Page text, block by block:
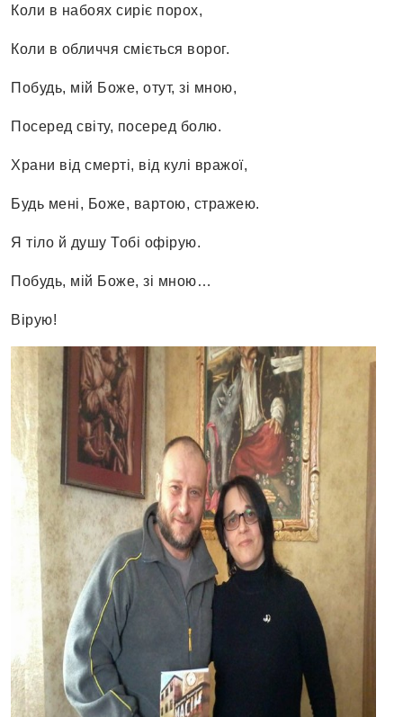
Коли в набоях сиріє порох,
Коли в обличчя сміється ворог.
Побудь, мій Боже, отут, зі мною,
Посеред світу, посеред болю.
Храни від смерті, від кулі вражої,
Будь мені, Боже, вартою, стражею.
Я тіло й душу Тобі офірую.
Побудь, мій Боже, зі мною…
Вірую!